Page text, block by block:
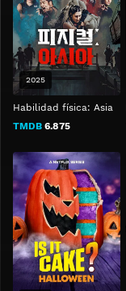
Habilidad física: Asia
TMDB 6.875
2025